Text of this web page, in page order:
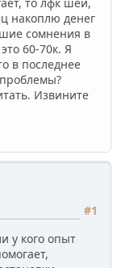
накоплю денег
сомнения в
60-70к. Я
в последнее
Извините
#1
у кого опыт